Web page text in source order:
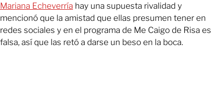
Mariana Echeverría hay una supuesta rivalidad y
mencionó que la amistad que ellas presumen tener en
redes sociales y en el programa de Me Caigo de Risa es
falsa, así que las retó a darse un beso en la boca.